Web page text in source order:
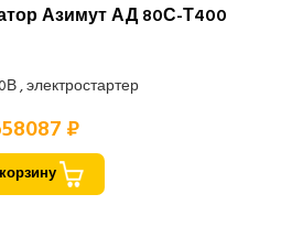
Азимут АД 80С-Т400
, электростартер
₽